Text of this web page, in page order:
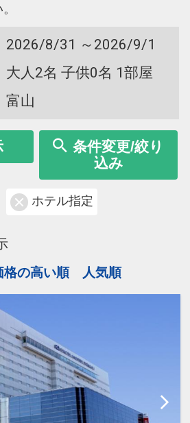
2026/8/31 ～2026/9/1
大人2名 子供0名 1部屋
富山
条件変更/絞り
込み
ホテル指定
格の高い順 人気順